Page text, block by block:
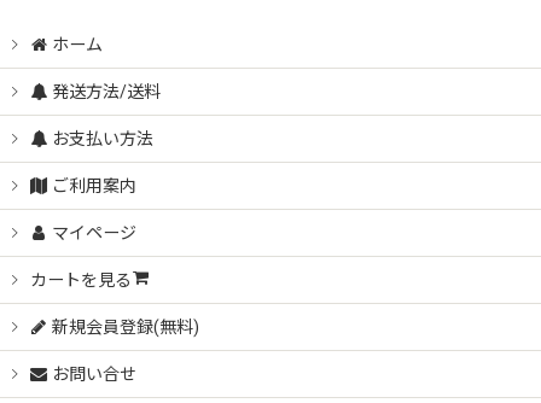
ホーム
発送方法/送料
お支払い方法
ご利用案内
マイページ
カートを見る
新規会員登録(無料)
お問い合せ